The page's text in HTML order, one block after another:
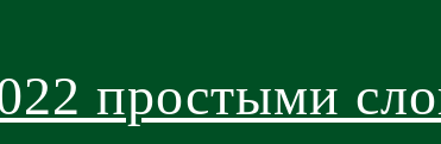
простыми